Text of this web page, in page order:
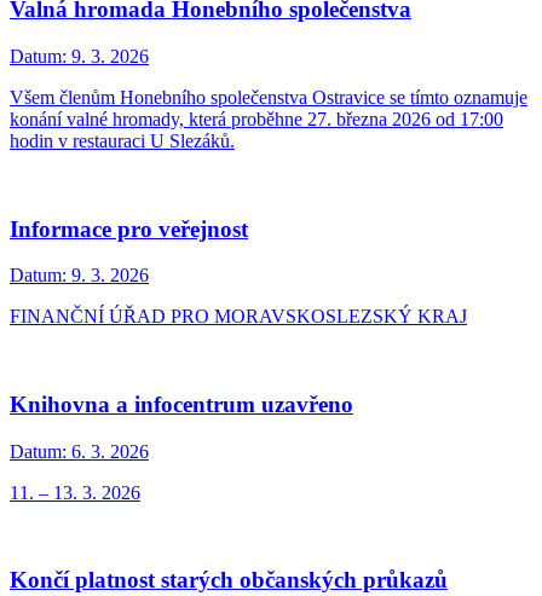
Valná hromada Honebního společenstva
Datum: 9. 3. 2026
Všem členům Honebního společenstva Ostravice se tímto oznamuje
konání valné hromady, která proběhne 27. března 2026 od 17:00
hodin v restauraci U Slezáků.
Informace pro veřejnost
Datum: 9. 3. 2026
FINANČNÍ ÚŘAD PRO MORAVSKOSLEZSKÝ KRAJ
Knihovna a infocentrum uzavřeno
Datum: 6. 3. 2026
11. – 13. 3. 2026
Končí platnost starých občanských průkazů